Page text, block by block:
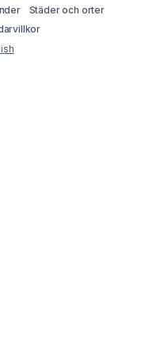
Städer och orter